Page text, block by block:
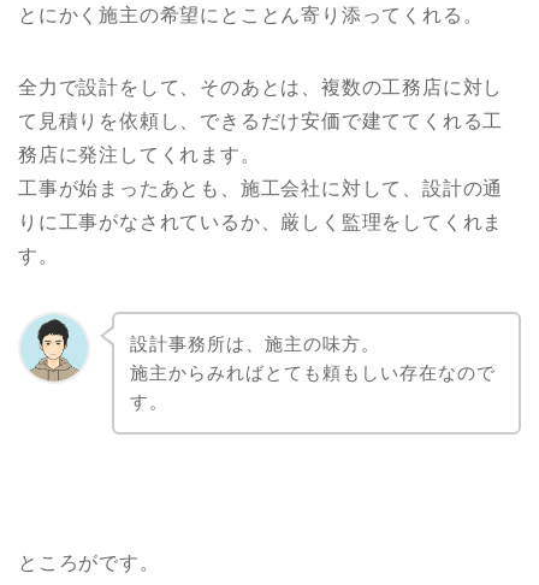
とにかく施主の希望にとことん寄り添ってくれる。
全力で設計をして、そのあとは、複数の工務店に対し
て見積りを依頼し、できるだけ安価で建ててくれる工
務店に発注してくれます。
工事が始まったあとも、施工会社に対して、設計の通
りに工事がなされているか、厳しく監理をしてくれま
す。
設計事務所は、施主の味方。
施主からみればとても頼もしい存在なので
す。
ところがです。